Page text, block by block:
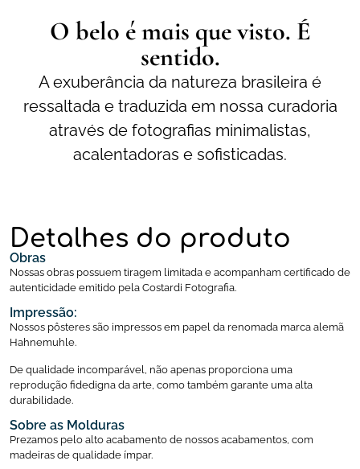
O belo é mais que visto. É
sentido.
A exuberância da natureza brasileira é
ressaltada e traduzida em nossa curadoria
através de fotografias minimalistas,
acalentadoras e sofisticadas.
Detalhes do produto
Obras
Nossas obras possuem tiragem limitada e acompanham certificado de
autenticidade emitido pela Costardi Fotografia.
Impressão:
Nossos pôsteres são impressos em papel da renomada marca alemã
Hahnemuhle.
De qualidade incomparável, não apenas proporciona uma
reprodução fidedigna da arte, como também garante uma alta
durabilidade.
Sobre as Molduras
Prezamos pelo alto acabamento de nossos acabamentos, com
madeiras de qualidade ímpar.